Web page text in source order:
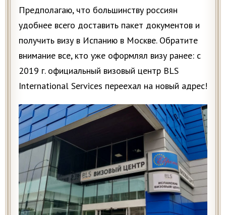
Предполагаю, что большинству россиян
удобнее всего доставить пакет документов и
получить визу в Испанию в Москве. Обратите
внимание все, кто уже оформлял визу ранее: с
2019 г. официальный визовый центр BLS
International Services переехал на новый адрес!